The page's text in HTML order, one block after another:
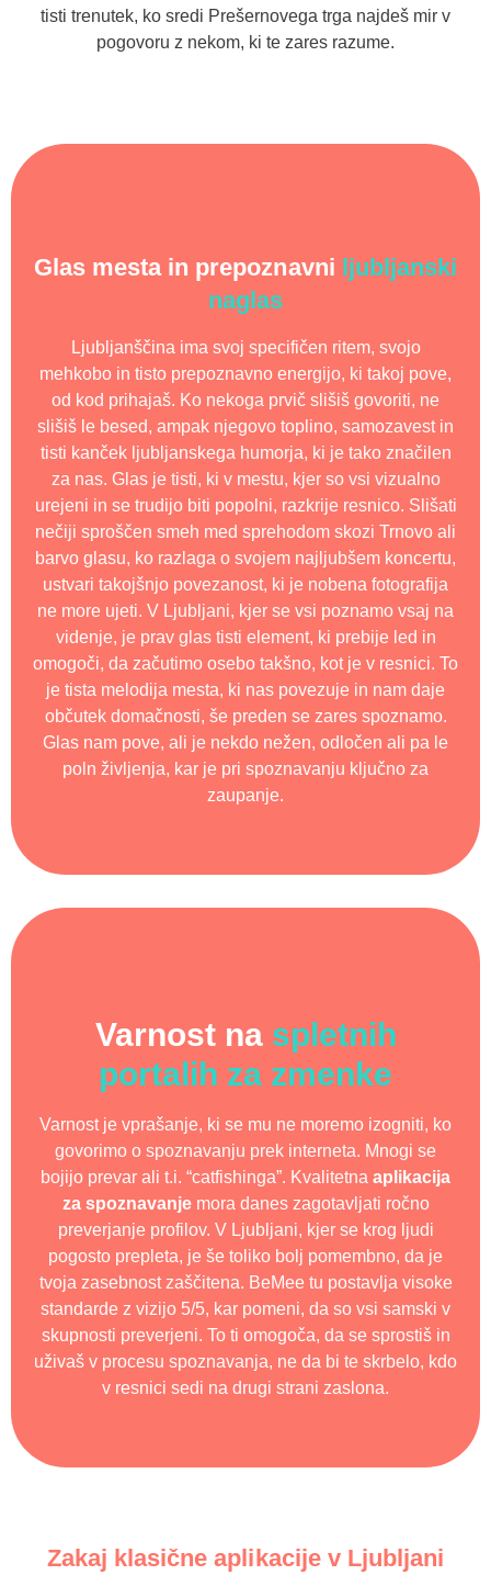
tisti trenutek, ko sredi Prešernovega trga najdeš mir v
pogovoru z nekom, ki te zares razume.
Glas mesta in prepoznavni ljubljanski
naglas
Ljubljanščina ima svoj specifičen ritem, svojo
mehkobo in tisto prepoznavno energijo, ki takoj pove,
od kod prihajaš. Ko nekoga prvič slišiš govoriti, ne
slišiš le besed, ampak njegovo toplino, samozavest in
tisti kanček ljubljanskega humorja, ki je tako značilen
za nas. Glas je tisti, ki v mestu, kjer so vsi vizualno
urejeni in se trudijo biti popolni, razkrije resnico. Slišati
nečiji sproščen smeh med sprehodom skozi Trnovo ali
barvo glasu, ko razlaga o svojem najljubšem koncertu,
ustvari takojšnjo povezanost, ki je nobena fotografija
ne more ujeti. V Ljubljani, kjer se vsi poznamo vsaj na
videnje, je prav glas tisti element, ki prebije led in
omogoči, da začutimo osebo takšno, kot je v resnici. To
je tista melodija mesta, ki nas povezuje in nam daje
občutek domačnosti, še preden se zares spoznamo.
Glas nam pove, ali je nekdo nežen, odločen ali pa le
poln življenja, kar je pri spoznavanju ključno za
zaupanje.
Varnost na spletnih
portalih za zmenke
Varnost je vprašanje, ki se mu ne moremo izogniti, ko
govorimo o spoznavanju prek interneta. Mnogi se
bojijo prevar ali t.i. “catfishinga”. Kvalitetna aplikacija
za spoznavanjemora danes zagotavljati ročno
preverjanje profilov. V Ljubljani, kjer se krog ljudi
pogosto prepleta, je še toliko bolj pomembno, da je
tvoja zasebnost zaščitena. BeMee tu postavlja visoke
standarde z vizijo 5/5, kar pomeni, da so vsi samski v
skupnosti preverjeni. To ti omogoča, da se sprostiš in
uživaš v procesu spoznavanja, ne da bi te skrbelo, kdo
v resnici sedi na drugi strani zaslona.
Zakaj klasične aplikacije v Ljubljani